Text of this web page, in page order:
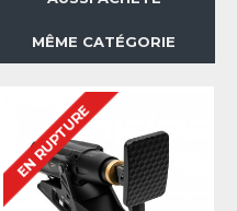
MÊME CATÉGORIE
EN RUPTURE